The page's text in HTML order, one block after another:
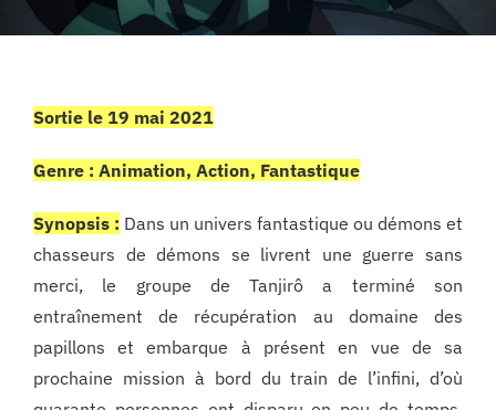
Sortie le 19 mai 2021
Genre : Animation, Action, Fantastique
Synopsis : Dans un univers fantastique ou démons et
chasseurs de démons se livrent une guerre sans
merci, le groupe de Tanjirô a terminé son
entraînement de récupération au domaine des
papillons et embarque à présent en vue de sa
prochaine mission à bord du train de l’infini, d’où